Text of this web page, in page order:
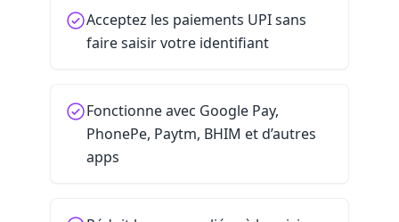
Acceptez les paiements UPI sans
faire saisir votre identifiant
Fonctionne avec Google Pay,
PhonePe, Paytm, BHIM et d’autres
apps